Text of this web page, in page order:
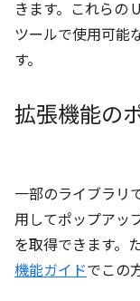
きます。これらの
ツールで使用可能
す。
拡張機能の
一部のライブラリ
用してポップアッ
を取得できます。
機能ガイドでこの